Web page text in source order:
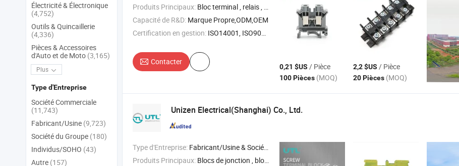
Produits Principaux: Bloc terminal , relais , alimentation , interrupteur poussoir , interrupteur à came
Capacité de R&D: Marque Propre,ODM,OEM
Certification en gestion: ISO14001, ISO9001:2015, ISO50001, ISO45001:2018
Contacter
0,21 $US / Pièce
100 Pièces (MOQ)
2,2 $US / Pièce
20 Pièces (MOQ)
Unizen Electrical(Shanghai) Co., Ltd.
Type d'Entreprise: Fabricant/Usine & Société Commerciale
Produits Principaux: Blocs de jonction , blocs de jonction PCB , interrupteur à bouton-poussoir et lumière de signalisation , système d'étanchéité électrique , connecteurs lourds
Électricité & Électronique
(4,752)
Outils & Quincaillerie
(4,336)
Pièces & Accessoires
d'Auto et de Moto (3,165)
Plus
Type d'Entreprise
Société Commerciale
(11,743)
Fabricant/Usine (9,723)
Société du Groupe (180)
Individus/SOHO (43)
Autre (157)